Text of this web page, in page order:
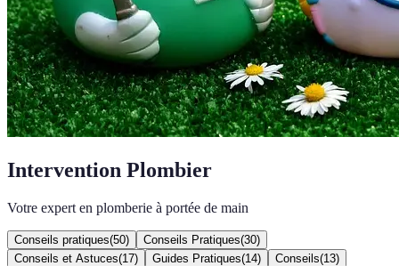
Intervention Plombier
Votre expert en plomberie à portée de main
Conseils pratiques(50) Conseils Pratiques(30)
Conseils et Astuces(17) Guides Pratiques(14) Conseils(13)